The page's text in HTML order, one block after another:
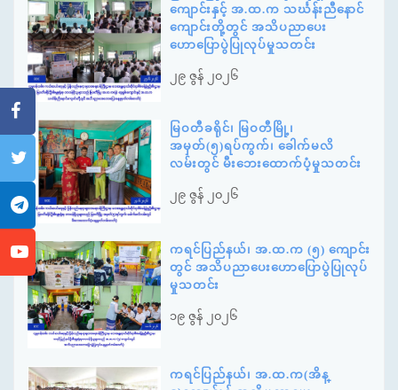
ကျောင်းနှင့် အ.ထ.က သင်္ဃန်းညီနောင်
ကျောင်းတို့တွင် အသိပညာပေး
ဟောပြောပွဲပြုလုပ်မှုသတင်း
၂၉ ဇွန် ၂၀၂၆
မြဝတီခရိုင်၊ မြဝတီမြို့၊
အမှတ်(၅)ရပ်ကွက်၊ ခေါက်မလိ
လမ်းတွင် မီးဘေးထောက်ပံ့မှုသတင်း
၂၉ ဇွန် ၂၀၂၆
ကရင်ပြည်နယ်၊ အ.ထ.က (၅) ကျောင်း
တွင် အသိပညာပေးဟောပြောပွဲပြုလုပ်
မှုသတင်း
၁၉ ဇွန် ၂၀၂၆
ကရင်ပြည်နယ်၊ အ.ထ.က(အိန္